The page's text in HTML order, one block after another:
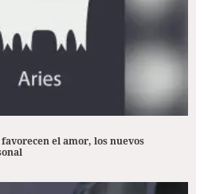
el amor, los nuevos